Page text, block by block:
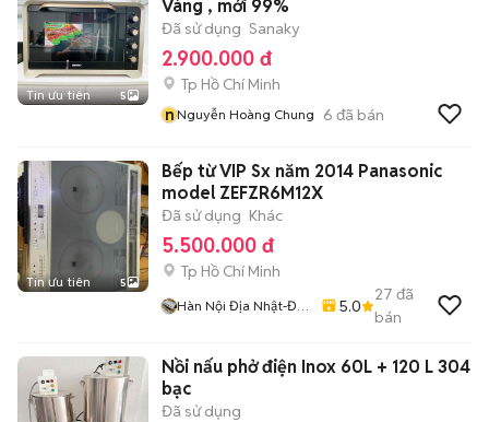
Tin ưu tiên 5
Vàng , mới 99%
Đã sử dụng Sanaky
2.900.000 đ
Tp Hồ Chí Minh
nNguyễn Hoàng Chung 6 đã bán
Tin ưu tiên 5
Bếp từ VIP Sx năm 2014 Panasonic
model ZEFZR6M12X
Đã sử dụng Khác
5.500.000 đ
Tp Hồ Chí Minh
Hàn Nội Địa Nhật-Đại
5.0
27 đã
bán
Nồi nấu phở điện Inox 60L + 120 L 304
bạc
Đã sử dụng